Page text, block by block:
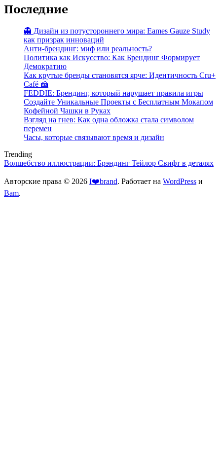
Последние
👻 Дизайн из потустороннего мира: Eames Gauze Study
как призрак инноваций
Анти-брендинг: миф или реальность?
Политика как Искусство: Как Брендинг Формирует
Демократию
Как крутые бренды становятся ярче: Идентичность Cru+
Café 🍰
FEDDIE: Брендинг, который нарушает правила игры
Создайте Уникальные Проекты с Бесплатным Мокапом
Кофейной Чашки в Руках
Взгляд на гнев: Как одна обложка стала символом
перемен
Часы, которые связывают время и дизайн
Trending
Волшебство иллюстрации: Брэндинг Тейлор Свифт в деталях
Авторские права © 2026 I❤️brand. Работает на WordPress и
Bam.